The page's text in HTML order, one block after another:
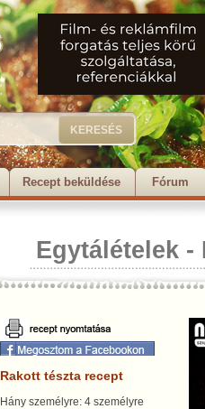
Recept beküldése Fórum
Egytálételek -
Rakott tészta recept
Hány személyre: 4 személyre